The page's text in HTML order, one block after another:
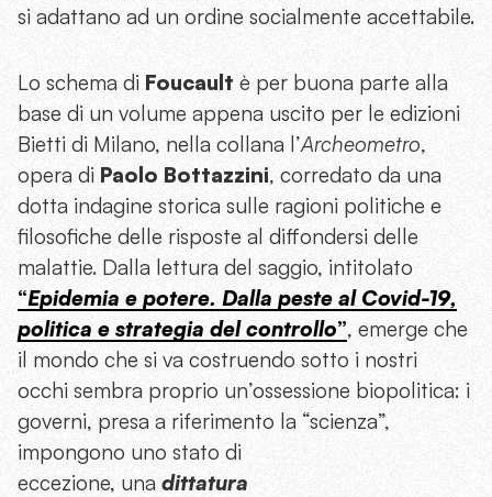
si adattano ad un ordine socialmente accettabile.
Lo schema di Foucault è per buona parte alla
base di un volume appena uscito per le edizioni
Bietti di Milano, nella collana l’Archeometro,
opera di Paolo Bottazzini, corredato da una
dotta indagine storica sulle ragioni politiche e
filosofiche delle risposte al diffondersi delle
malattie. Dalla lettura del saggio, intitolato
“Epidemia e potere. Dalla peste al Covid-19,
politica e strategia del controllo”, emerge che
il mondo che si va costruendo sotto i nostri
occhi sembra proprio un’ossessione biopolitica: i
governi, presa a riferimento la “scienza”,
impongono uno stato di
eccezione, una dittatura